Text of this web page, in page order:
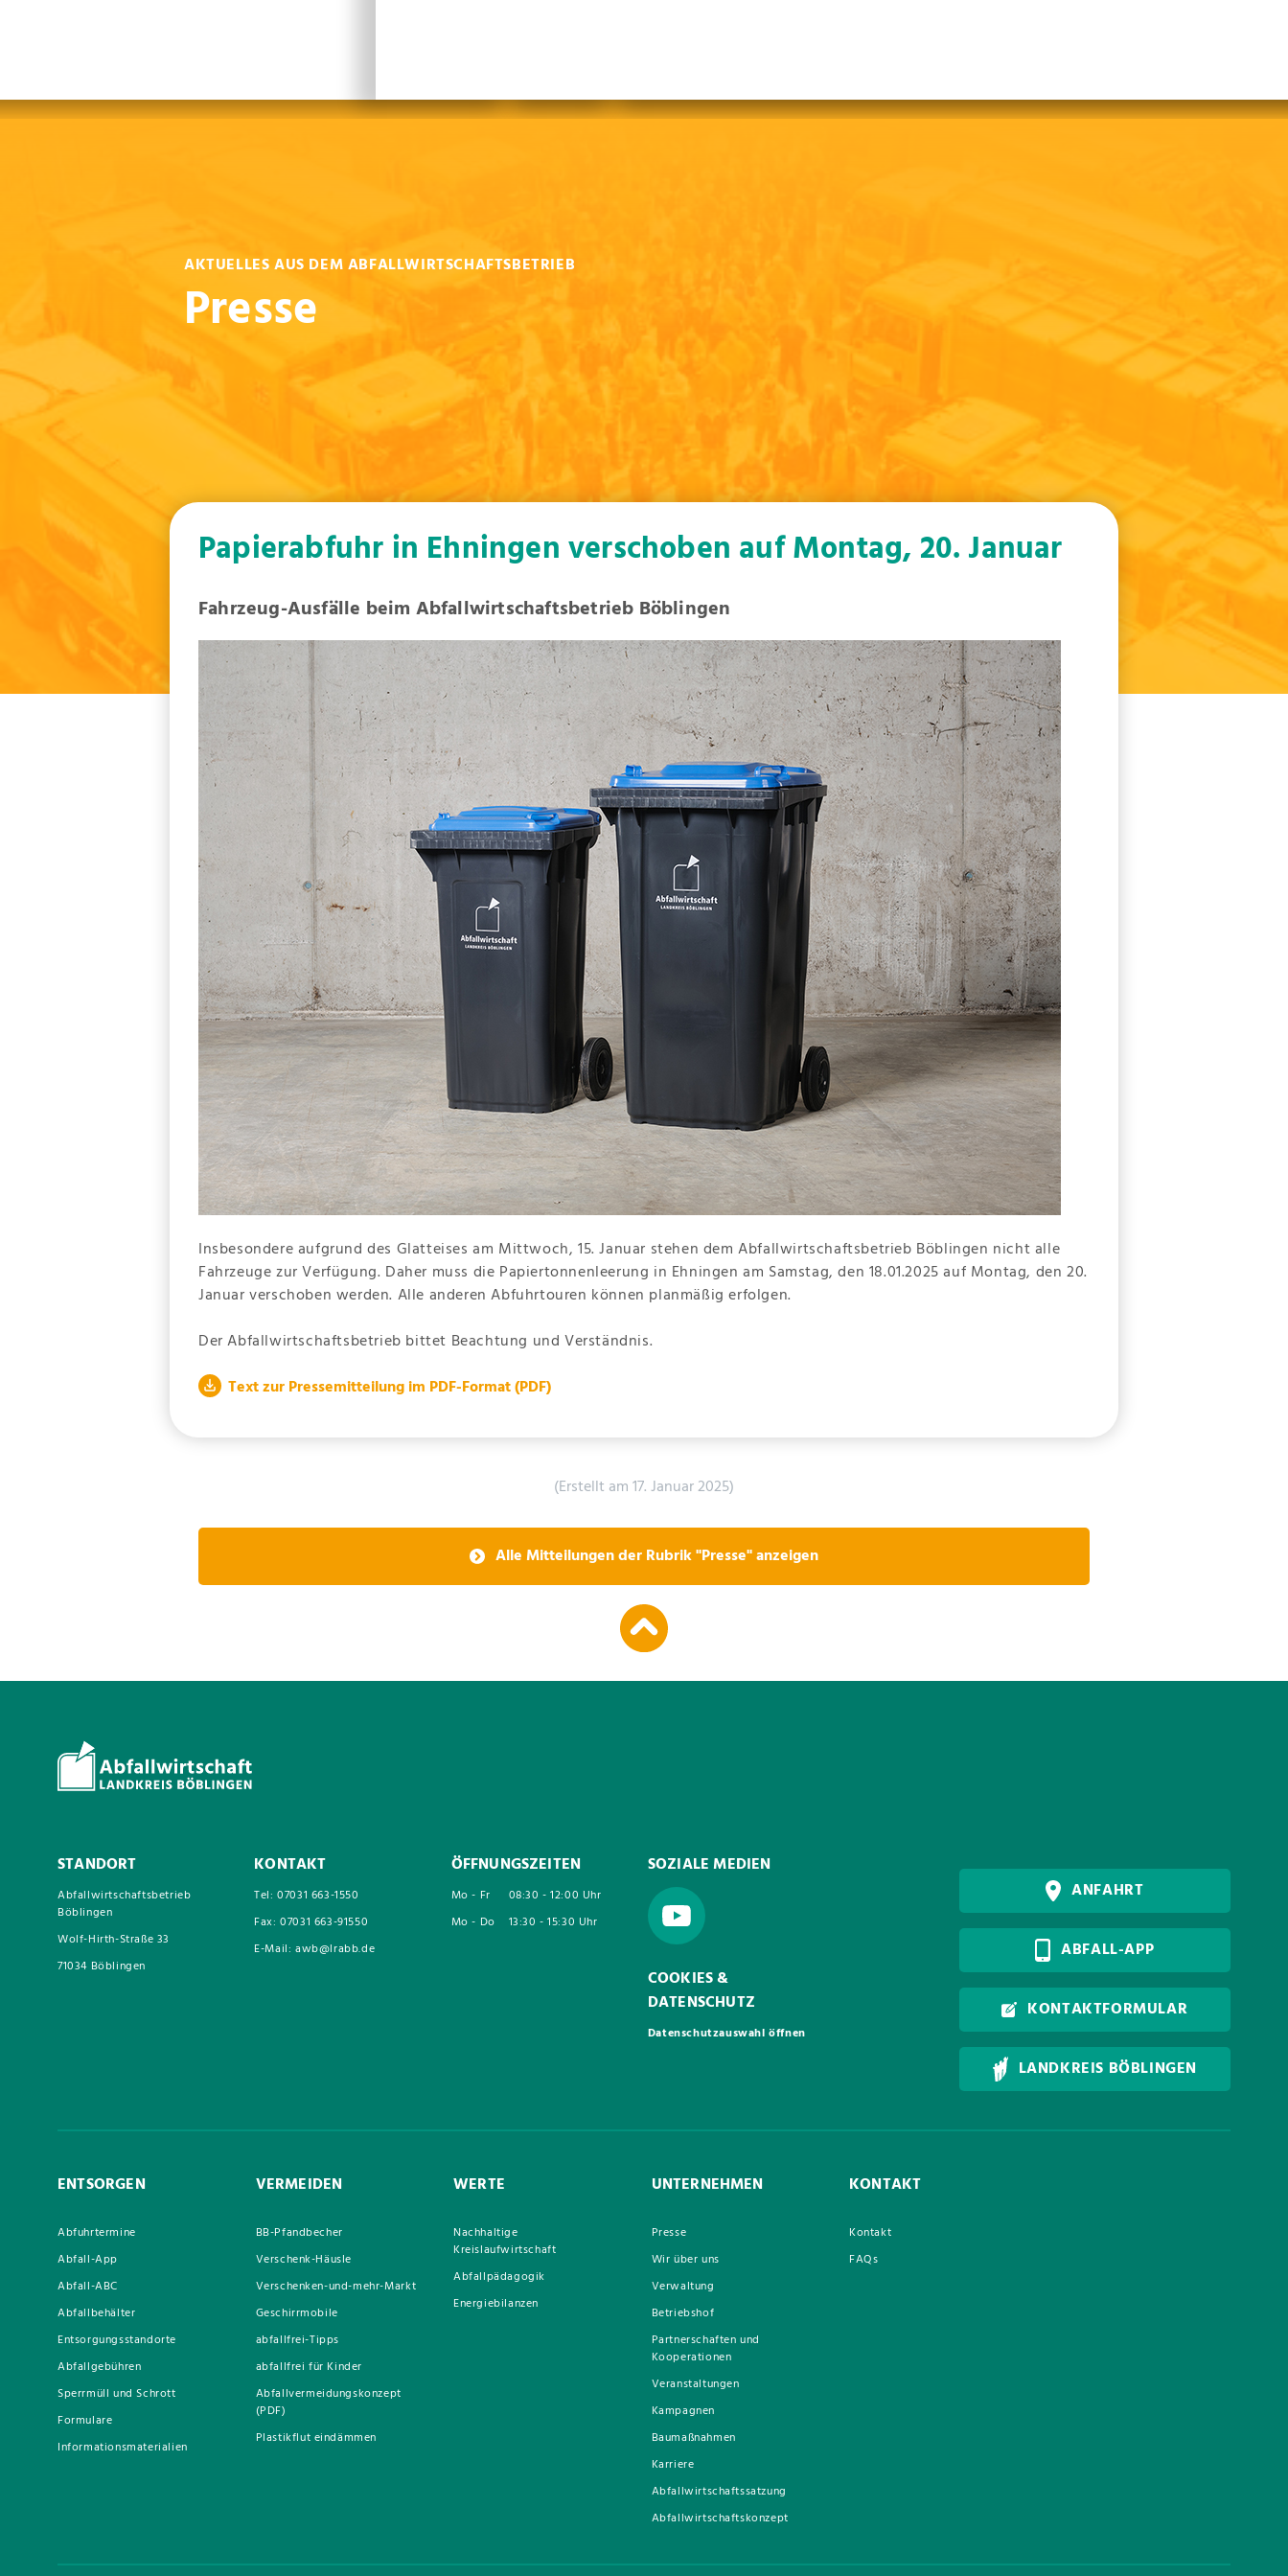
AKTUELLES AUS DEM ABFALLWIRTSCHAFTSBETRIEB
Presse
Papierabfuhr in Ehningen verschoben auf Montag, 20. Januar
Fahrzeug-Ausfälle beim Abfallwirtschaftsbetrieb Böblingen
Insbesondere aufgrund des Glatteises am Mittwoch, 15. Januar stehen dem Abfallwirtschaftsbetrieb Böblingen nicht alle
Fahrzeuge zur Verfügung. Daher muss die Papiertonnenleerung in Ehningen am Samstag, den 18.01.2025 auf Montag, den 20.
Januar verschoben werden. Alle anderen Abfuhrtouren können planmäßig erfolgen.
Der Abfallwirtschaftsbetrieb bittet Beachtung und Verständnis.
Text zur Pressemitteilung im PDF-Format(PDF)
(Erstellt am 17. Januar 2025)
Alle Mitteilungen der Rubrik "Presse" anzeigen
STANDORT
Abfallwirtschaftsbetrieb
Böblingen
Wolf-Hirth-Straße 33
71034 Böblingen
KONTAKT
Tel: 07031 663-1550
Fax: 07031 663-91550
E-Mail: awb@lrabb.de
ÖFFNUNGSZEITEN
Mo - Fr
08:30 - 12:00 Uhr
Mo - Do
13:30 - 15:30 Uhr
SOZIALE MEDIEN
COOKIES &
DATENSCHUTZ
Datenschutzauswahl öffnen
ANFAHRT
ABFALL-APP
KONTAKTFORMULAR
LANDKREIS BÖBLINGEN
ENTSORGEN
Abfuhrtermine
Abfall-App
Abfall-ABC
Abfallbehälter
Entsorgungsstandorte
Abfallgebühren
Sperrmüll und Schrott
Formulare
Informationsmaterialien
VERMEIDEN
BB-Pfandbecher
Verschenk-Häusle
Verschenken-und-mehr-Markt
Geschirrmobile
abfallfrei-Tipps
abfallfrei für Kinder
Abfallvermeidungskonzept
(PDF)
Plastikflut eindämmen
WERTE
Nachhaltige
Kreislaufwirtschaft
Abfallpädagogik
Energiebilanzen
UNTERNEHMEN
Presse
Wir über uns
Verwaltung
Betriebshof
Partnerschaften und
Kooperationen
Veranstaltungen
Kampagnen
Baumaßnahmen
Karriere
Abfallwirtschaftssatzung
Abfallwirtschaftskonzept
KONTAKT
Kontakt
FAQs